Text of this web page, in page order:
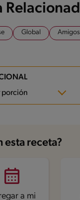
Global Amigos
esta receta?
a mi